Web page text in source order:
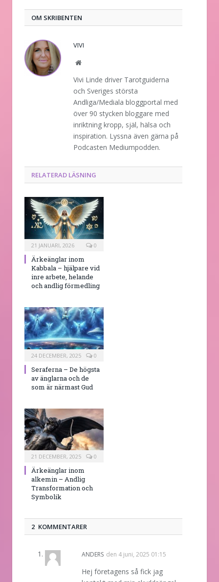
OM SKRIBENTEN
VIVI
Website
Vivi Linde driver Tarotguiderna
och Sveriges största
Andliga/Mediala bloggportal med
över 90 stycken bloggare med
inriktning kropp, själ, hälsa och
inspiration. Lyssna även gärna på
Podcasten Mediumpodden.
RELATERAD LÄSNING
21 JANUARI, 2026 0
Ärkeänglar inom
Kabbala – hjälpare vid
inre arbete, helande
och andlig förmedling
24 DECEMBER, 2025 0
Seraferna – De högsta
av änglarna och de
som är närmast Gud
21 DECEMBER, 2025 0
Ärkeänglar inom
alkemin – Andlig
Transformation och
Symbolik
2 KOMMENTARER
ANDERS den 4 juni, 2025 01:15
Hej företagens så fick jag